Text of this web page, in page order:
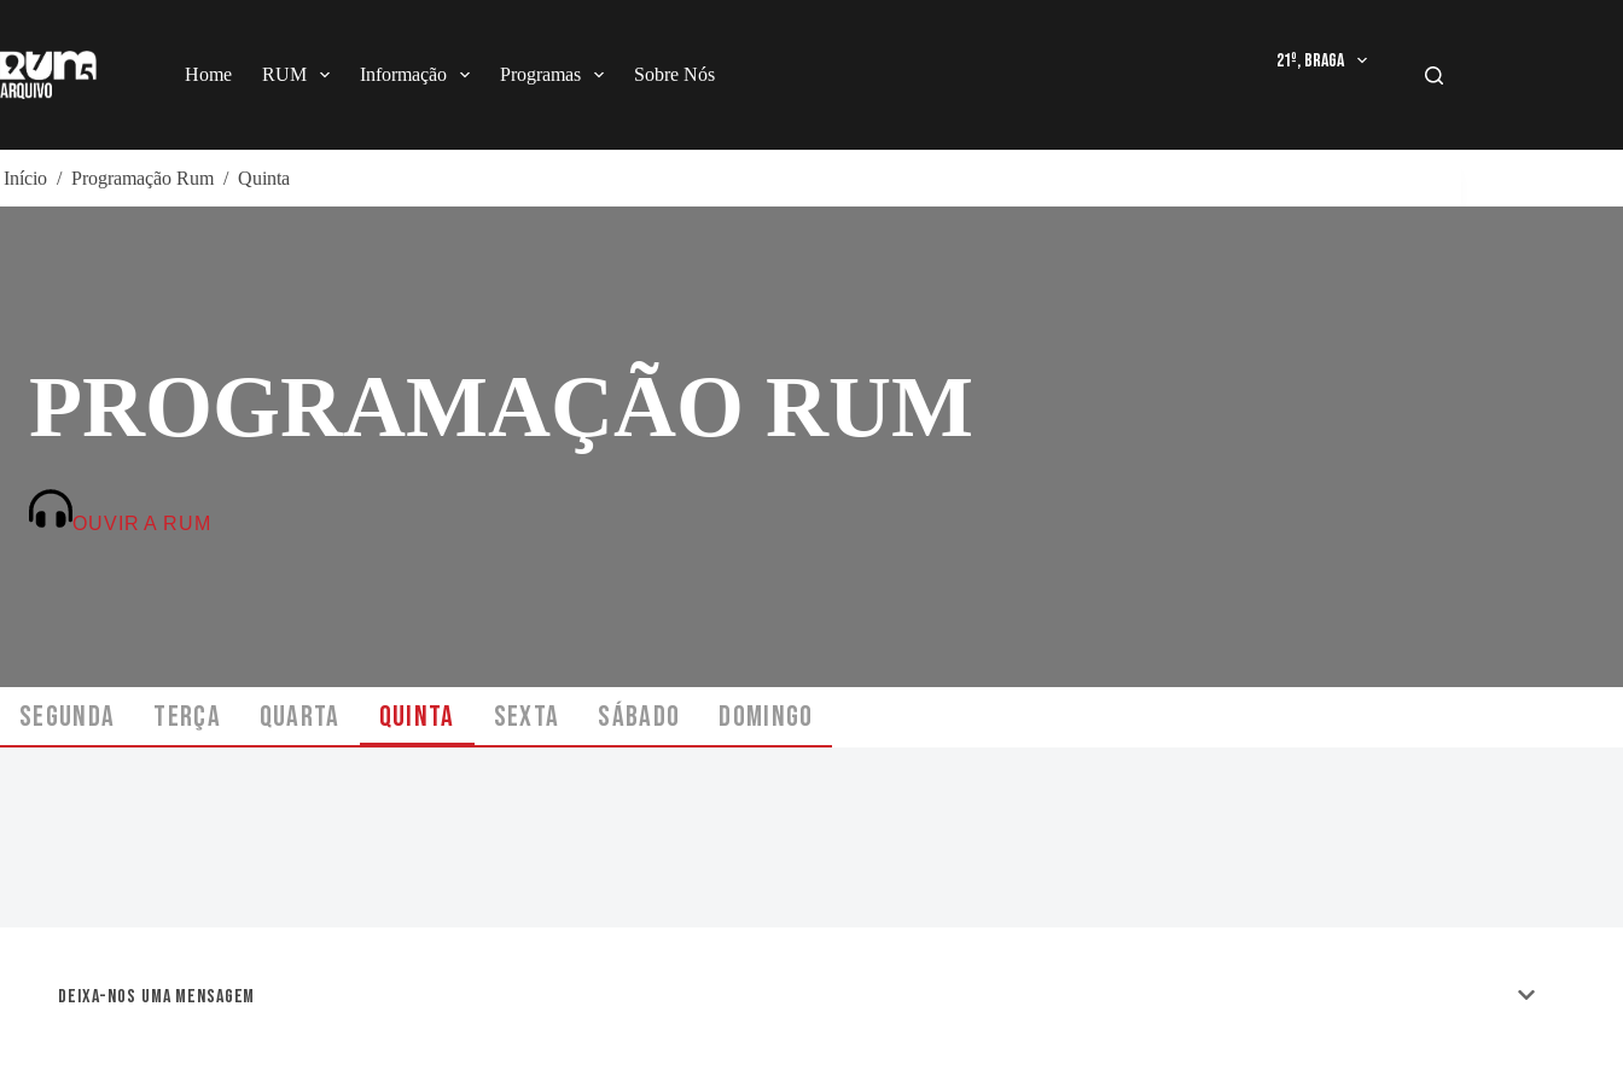
o
conteúdo
Home RUM Informação Programas Sobre Nós
21º, Braga
Início / Programação Rum / Quinta
PROGRAMAÇÃO RUM
OUVIR A RUM
SEGUNDA TERÇA QUARTA QUINTA SEXTA SÁBADO DOMINGO
Deixa-nos uma mensagem